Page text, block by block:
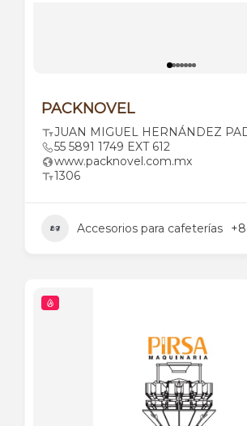
PACKNOVEL
JUAN MIGUEL HERNÁNDEZ
55 5891 1749 EXT 612
www.packnovel.com.mx
1306
Accesorios para cafeterías +8